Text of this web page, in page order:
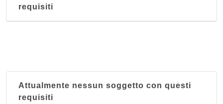
requisiti
Attualmente nessun soggetto con questi
requisiti